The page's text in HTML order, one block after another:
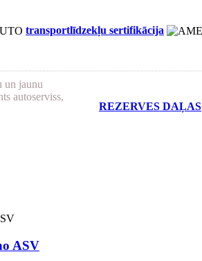
transportlīdzekļu sertifikācija
un jaunu
autoserviss,
REZERVES DAĻAS
ASV